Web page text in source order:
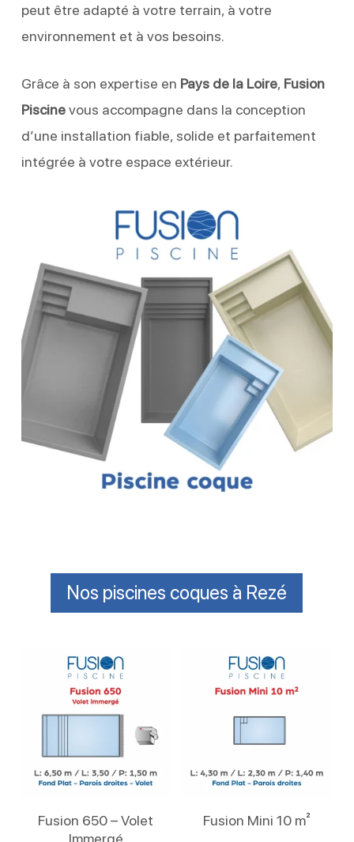
peut être adapté à votre terrain, à votre
environnement et à vos besoins.
Grâce à son expertise en Pays de la Loire, Fusion
Piscinevous accompagne dans la conception
d’une installation fiable, solide et parfaitement
intégrée à votre espace extérieur.
Nos piscines coques à Rezé
Fusion 650 – Volet
Immergé
Fusion Mini 10 m²